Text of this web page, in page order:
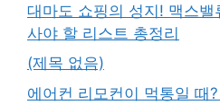
대마도 쇼핑의 성지! 맥스
사야 할 리스트 총정리
(제목 없음)
에어컨 리모컨이 먹통일 때